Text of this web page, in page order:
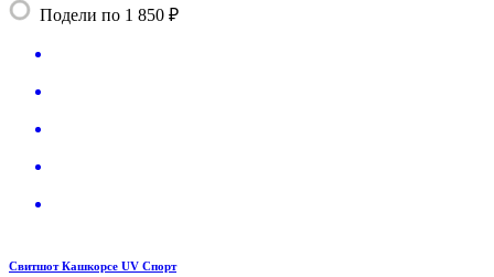
Подели по 1 850 ₽
Свитшот Кашкорсе UV Спорт